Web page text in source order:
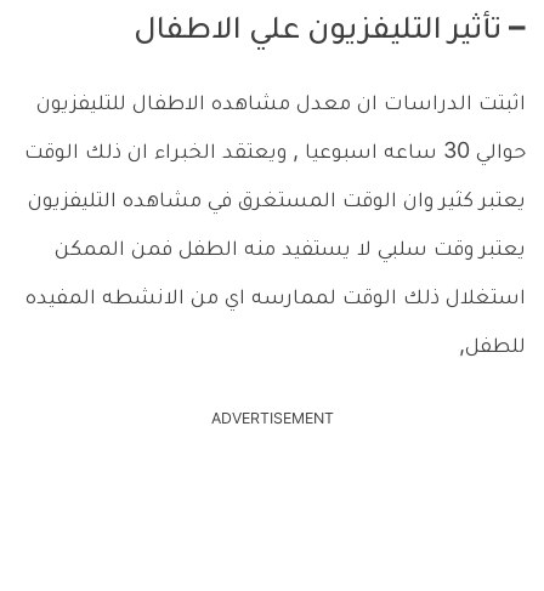
– تأثير التليفزيون علي الاطفال
اثبتت الدراسات ان معدل مشاهده الاطفال للتليفزيون
حوالي 30 ساعه اسبوعيا , ويعتقد الخبراء ان ذلك الوقت
يعتبر كثير وان الوقت المستغرق في مشاهده التليفزيون
يعتبر وقت سلبي لا يستفيد منه الطفل فمن الممكن
استغلال ذلك الوقت لممارسه اي من الانشطه المفيده
للطفل,
ADVERTISEMENT